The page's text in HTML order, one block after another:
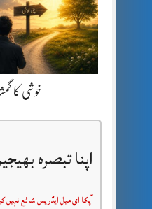
خوشی کا
اپنا تبصرہ
آپکا ای میل ایڈریس شائع نہیں